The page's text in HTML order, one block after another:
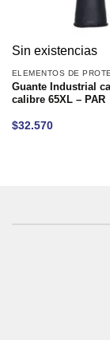
Sin existencias
Guante Industrial
calibre 65XL – PAR
$32.570